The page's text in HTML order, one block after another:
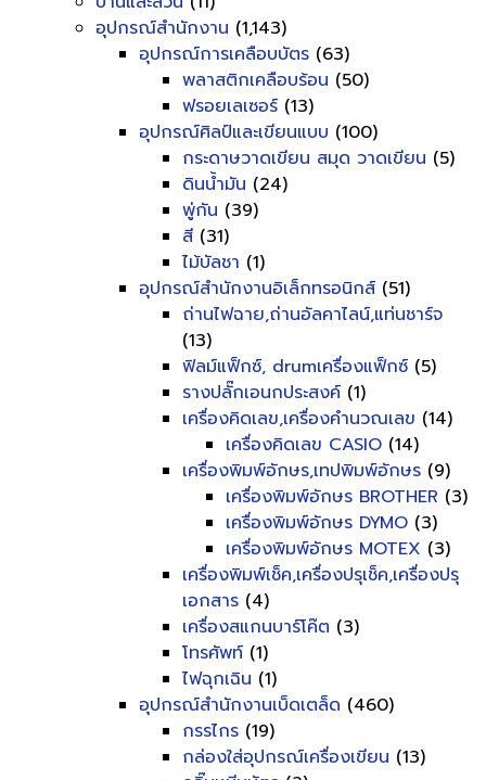
อุปกรณ์สำนักงาน (1,143)
อุปกรณ์การเคลือบบัตร (63)
พลาสติกเคลือบร้อน (50)
ฟรอยเลเซอร์ (13)
อุปกรณ์ศิลป์และเขียนแบบ (100)
กระดาษวาดเขียน สมุด วาดเขียน (5)
ดินน้ำมัน (24)
พู่กัน (39)
สี (31)
ไม้บัลชา (1)
อุปกรณ์สำนักงานอิเล็กทรอนิกส์ (51)
ถ่านไฟฉาย,ถ่านอัลคาไลน์,แท่นชาร์จ
(13)
ฟิลม์แฟ็กซ์, drumเครื่องแฟ็กซ์ (5)
รางปลั๊กเอนกประสงค์ (1)
เครื่องคิดเลข,เครื่องคำนวณเลข (14)
เครื่องคิดเลข CASIO (14)
เครื่องพิมพ์อักษร,เทปพิมพ์อักษร (9)
เครื่องพิมพ์อักษร BROTHER (3)
เครื่องพิมพ์อักษร DYMO (3)
เครื่องพิมพ์อักษร MOTEX (3)
เครื่องพิมพ์เช็ค,เครื่องปรุเช็ค,เครื่องปรุ
เอกสาร (4)
เครื่องสแกนบาร์โค๊ต (3)
โทรศัพท์ (1)
ไฟฉุกเฉิน (1)
อุปกรณ์สำนักงานเบ็ดเตล็ด (460)
กรรไกร (19)
กล่องใส่อุปกรณ์เครื่องเขียน (13)